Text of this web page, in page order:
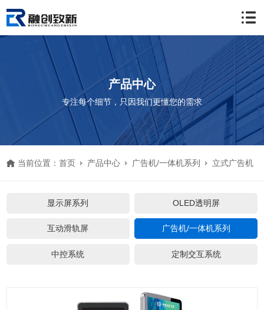
产品中心
专注每个细节，只因我们更懂您的需求
当前位置：首页 产品中心 广告机/一体机系列 立式广告机
显示屏系列 OLED透明屏
互动滑轨屏 广告机/一体机系列
中控系统 定制交互系统